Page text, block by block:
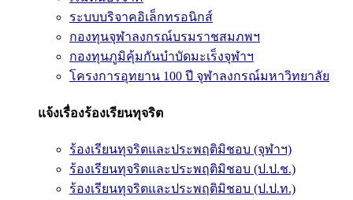
ระบบบริจาคอิเล็กทรอนิกส์
กองทุนจุฬาลงกรณ์บรมราชสมภพฯ
กองทุนภูมิคุ้มกันบำบัดมะเร็งจุฬาฯ
โครงการอุทยาน 100 ปี จุฬาลงกรณ์มหาวิทยาลัย
แจ้งเรื่องร้องเรียนทุจริต
ร้องเรียนทุจริตและประพฤติมิชอบ (จุฬาฯ)
ร้องเรียนทุจริตและประพฤติมิชอบ (ป.ป.ช.)
ร้องเรียนทุจริตและประพฤติมิชอบ (ป.ป.ท.)